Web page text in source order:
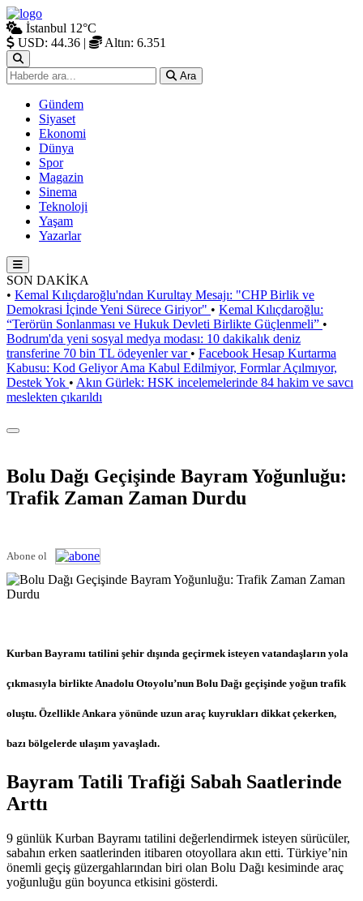
İstanbul 12°C
USD: 44.36 | Altın: 6.351
Ara
Gündem
Siyaset
Ekonomi
Dünya
Spor
Magazin
Sinema
Teknoloji
Yaşam
Yazarlar
SON DAKİKA
• Kemal Kılıçdaroğlu'ndan Kurultay Mesajı: "CHP Birlik ve
Demokrasi İçinde Yeni Sürece Giriyor" • Kemal Kılıçdaroğlu:
“Terörün Sonlanması ve Hukuk Devleti Birlikte Güçlenmeli” •
Bodrum'da yeni sosyal medya modası: 10 dakikalık deniz
transferine 70 bin TL ödeyenler var • Facebook Hesap Kurtarma
Kabusu: Kod Geliyor Ama Kabul Edilmiyor, Formlar Açılmıyor,
Destek Yok • Akın Gürlek: HSK incelemelerinde 84 hakim ve savcı
meslekten çıkarıldı
Bolu Dağı Geçişinde Bayram Yoğunluğu:
Trafik Zaman Zaman Durdu
Abone ol
Kurban Bayramı tatilini şehir dışında geçirmek isteyen vatandaşların yola
çıkmasıyla birlikte Anadolu Otoyolu’nun Bolu Dağı geçişinde yoğun trafik
oluştu. Özellikle Ankara yönünde uzun araç kuyrukları dikkat çekerken,
bazı bölgelerde ulaşım yavaşladı.
Bayram Tatili Trafiği Sabah Saatlerinde
Arttı
9 günlük Kurban Bayramı tatilini değerlendirmek isteyen sürücüler,
sabahın erken saatlerinden itibaren otoyollara akın etti. Türkiye’nin
önemli geçiş güzergahlarından biri olan Bolu Dağı kesiminde araç
yoğunluğu gün boyunca etkisini gösterdi.